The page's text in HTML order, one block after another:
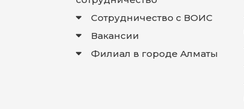
Сотрудничество с ВОИС
Вакансии
Филиал в городе Алматы